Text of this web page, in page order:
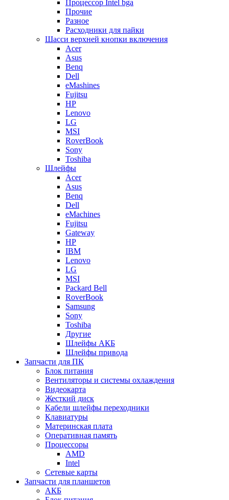
Процессор Intel bga
Прочие
Разное
Расходники для пайки
Шасси верхней кнопки включения
Acer
Asus
Benq
Dell
eMashines
Fujitsu
HP
Lenovo
LG
MSI
RoverBook
Sony
Toshiba
Шлейфы
Acer
Asus
Benq
Dell
eMachines
Fujitsu
Gateway
HP
IBM
Lenovo
LG
MSI
Packard Bell
RoverBook
Samsung
Sony
Toshiba
Другие
Шлейфы АКБ
Шлейфы привода
Запчасти для ПК
Блок питания
Вентиляторы и системы охлаждения
Видеокарта
Жесткий диск
Кабели шлейфы переходники
Клавиатуры
Материнская плата
Оперативная память
Процессоры
AMD
Intel
Сетевые карты
Запчасти для планшетов
АКБ